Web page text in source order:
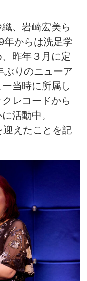
、岩崎宏美ら
年からは洗足学
昨年３月に定
ぶりのニューア
当時に所属し
レコードから
活動中。
迎えたことを記